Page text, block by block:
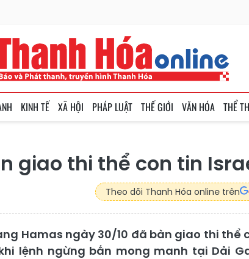
KINH TẾ XÃ HỘI PHÁP LUẬT THẾ GIỚI VĂN HÓA THỂ
giao thi thể con tin
Theo dõi Thanh Hóa online trên
Hamas ngày 30/10 đã bàn giao thi thể
lệnh ngừng bắn mong manh tại Dải